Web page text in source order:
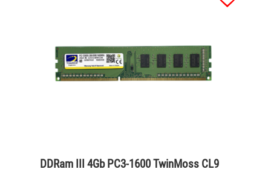
DDRam III 4Gb PC3-1600 TwinMoss CL9